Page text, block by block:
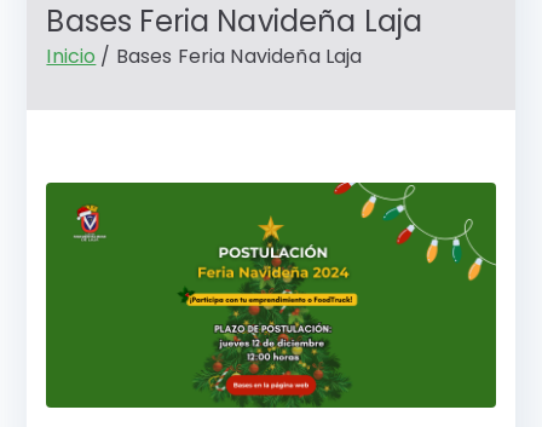
Bases Feria Navideña Laja
Inicio Bases Feria Navideña Laja